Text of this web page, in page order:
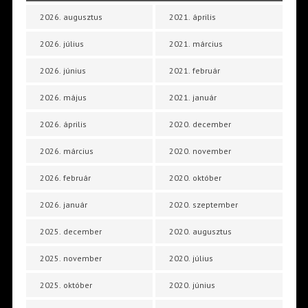
2026. augusztus
2026. július
2026. június
2026. május
2026. április
2026. március
2026. február
2026. január
2025. december
2025. november
2025. október
2021. április
2021. március
2021. február
2021. január
2020. december
2020. november
2020. október
2020. szeptember
2020. augusztus
2020. július
2020. június